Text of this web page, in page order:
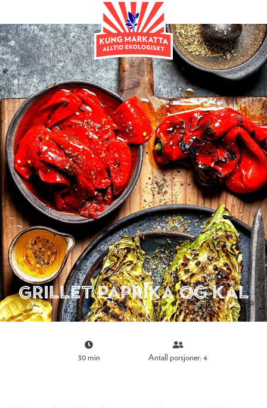
Grillet paprika og kål
Hovedrett
30 min Antall porsjoner: 4